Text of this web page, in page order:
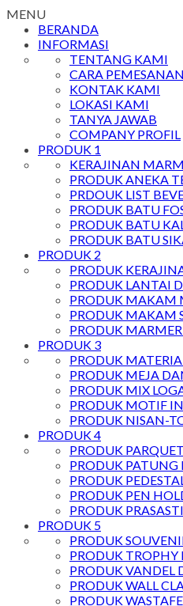
MENU
BERANDA
INFORMASI
TENTANG KAMI
CARA PEMESANAN
KONTAK KAMI
LOKASI KAMI
TANYA JAWAB
COMPANY PROFIL
PRODUK 1
KERAJINAN
PRODUK ANEKA
PRDOUK LIST
PRODUK BATU
PRODUK BATU
PRODUK BATU
PRODUK 2
PRODUK
PRODUK LANTAI
PRODUK MAKAM
PRODUK MAKAM
PRODUK
PRODUK 3
PRODUK
PRODUK MEJA
PRODUK MIX
PRODUK MOTIF
PRODUK NISAN-
PRODUK 4
PRODUK
PRODUK PATUNG
PRODUK
PRODUK PEN
PRODUK
PRODUK 5
PRODUK
PRODUK TROPHY
PRODUK VANDEL
PRODUK WALL
PRODUK